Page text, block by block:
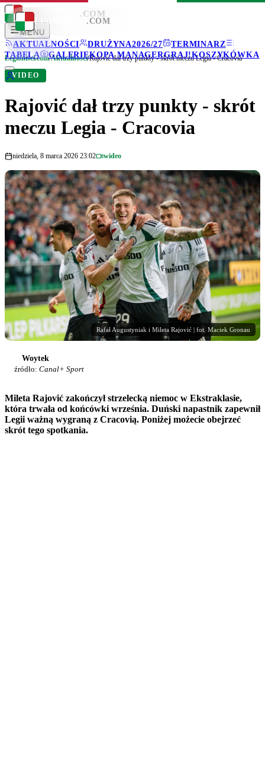
LEGIONISCI .COM
MENU
AKTUALNOŚCI
DRUŻYNA2026/27
TERMINARZ
TABELA
GALERIEKOPA MANAGERGRAJ!KOSZYKÓWKA
LEGIONISCI .COM
Legionisci.com/Aktualności/Rajović dał trzy punkty - skrót meczu Legia - Cracovia
VIDEO
Rajović dał trzy punkty - skrót
meczu Legia - Cracovia
niedziela, 8 marca 2026 23:02 wideo
Rafał Augustyniak i Mileta Rajović | fot. Maciek Gronau
Woytek
źródło: Canal+ Sport
Mileta Rajović zakończył strzelecką niemoc w Ekstraklasie,
która trwała od końcówki września. Duński napastnik zapewnił
Legii ważną wygraną z Cracovią. Poniżej możecie obejrzeć
skrót tego spotkania.